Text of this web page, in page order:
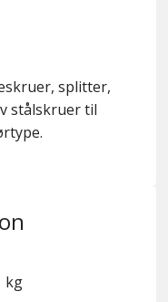
splitter,
stålskruer til
kg